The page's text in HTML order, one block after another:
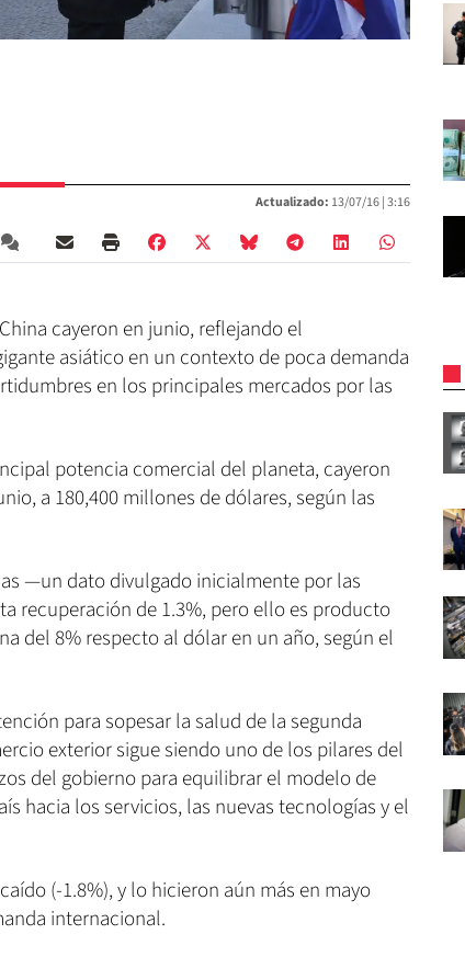
Actualizado: 13/07/16 |3:16
cayeron en junio, reflejando el
asiático en un contexto de poca demanda
en los principales mercados por las
potencia comercial del planeta, cayeron
a 180,400 millones de dólares, según las
—un dato divulgado inicialmente por las
recuperación de 1.3%, pero ello es producto
del 8% respecto al dólar en un año, según el
para sopesar la salud de la segunda
exterior sigue siendo uno de los pilares del
del gobierno para equilibrar el modelo de
hacia los servicios, las nuevas tecnologías y el
(-1.8%), y lo hicieron aún más en mayo
internacional.